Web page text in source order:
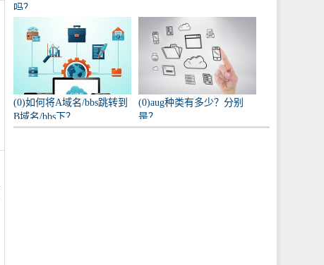
吗？
(0)如何将A域名/bbs跳转到
B域名/bbs下？
(0)aug种类有多少？分别
是？